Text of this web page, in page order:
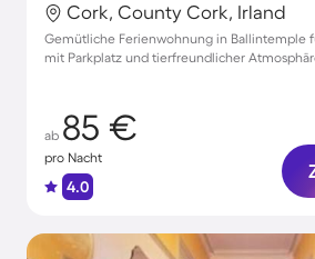
Cork, County Cork, Irland
Gemütliche Ferienwohnung in Ballintemple
mit Parkplatz und tierfreundlicher
ab 85 €
pro Nacht
4.0